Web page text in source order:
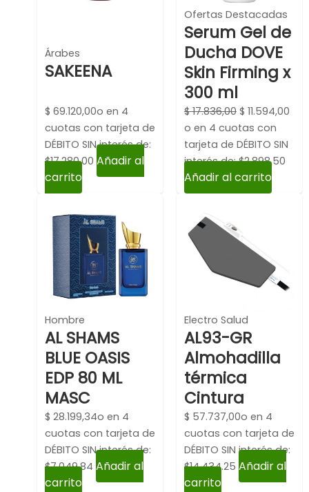
Árabes
SAKEENA
$ 69.120,00o en 4
cuotas con tarjeta de
DÉBITO SIN interés de:
$17,280.00 Añadir al
carrito
Ofertas Destacadas
Serum Gel de
Ducha DOVE
Skin Firming x
300 ml
$17.836,00 $ 11.594,00
o en 4 cuotas con
tarjeta de DÉBITO SIN
interés de: $2,898.50
Añadir al carrito
Hombre
AL SHAMS
BLUE OASIS
EDP 80 ML
MASC
$ 28.199,34o en 4
cuotas con tarjeta de
DÉBITO SIN interés de:
$7,049.84 Añadir al
carrito
Electro Salud
AL93-GR
Almohadilla
térmica
Cintura
$ 57.737,00o en 4
cuotas con tarjeta de
DÉBITO SIN interés de:
$14,434.25 Añadir al
carrito